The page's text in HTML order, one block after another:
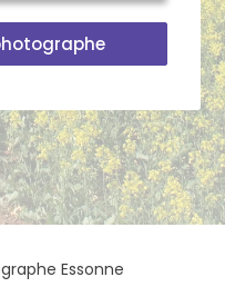
Essonne